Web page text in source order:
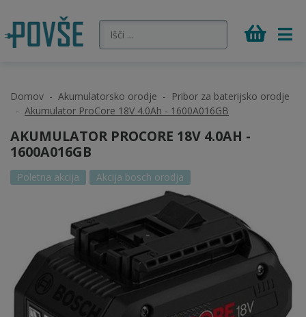
Domov Akumulatorsko orodje
Pribor za baterijsko orodje
Akumulator ProCore 18V 4.0Ah - 1600A016GB
AKUMULATOR PROCORE 18V 4.0AH -
1600A016GB
Poletna akcija Akcija bosch orodja